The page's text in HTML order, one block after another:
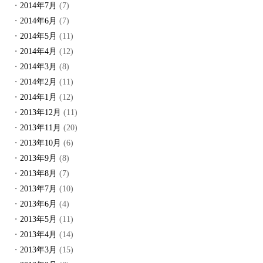
2014年7月 (7)
2014年6月 (7)
2014年5月 (11)
2014年4月 (12)
2014年3月 (8)
2014年2月 (11)
2014年1月 (12)
2013年12月 (11)
2013年11月 (20)
2013年10月 (6)
2013年9月 (8)
2013年8月 (7)
2013年7月 (10)
2013年6月 (4)
2013年5月 (11)
2013年4月 (14)
2013年3月 (15)